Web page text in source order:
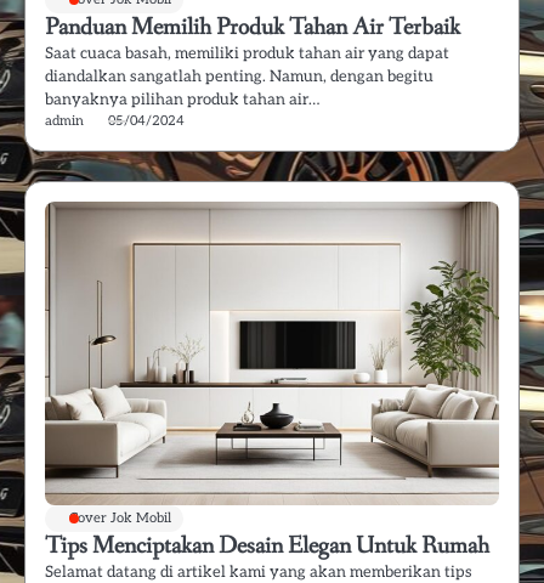
Panduan Memilih Produk Tahan Air Terbaik
Saat cuaca basah, memiliki produk tahan air yang dapat
diandalkan sangatlah penting. Namun, dengan begitu
banyaknya pilihan produk tahan air…
admin 05/04/2024
Cover Jok Mobil
Tips Menciptakan Desain Elegan Untuk Rumah
Selamat datang di artikel kami yang akan memberikan tips